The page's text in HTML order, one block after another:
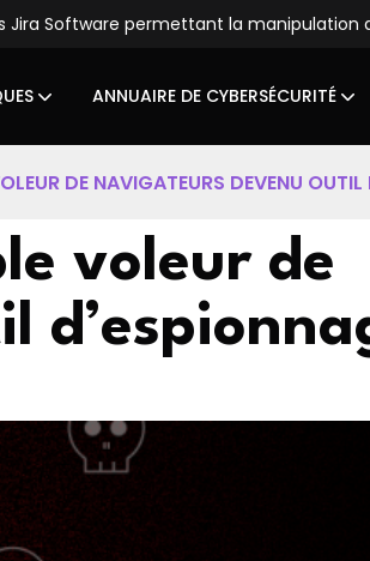
la manipulation du système de
ANNUAIRE DE CYBERSÉCURITÉ
DE NAVIGATEURS DEVENU
voleur de